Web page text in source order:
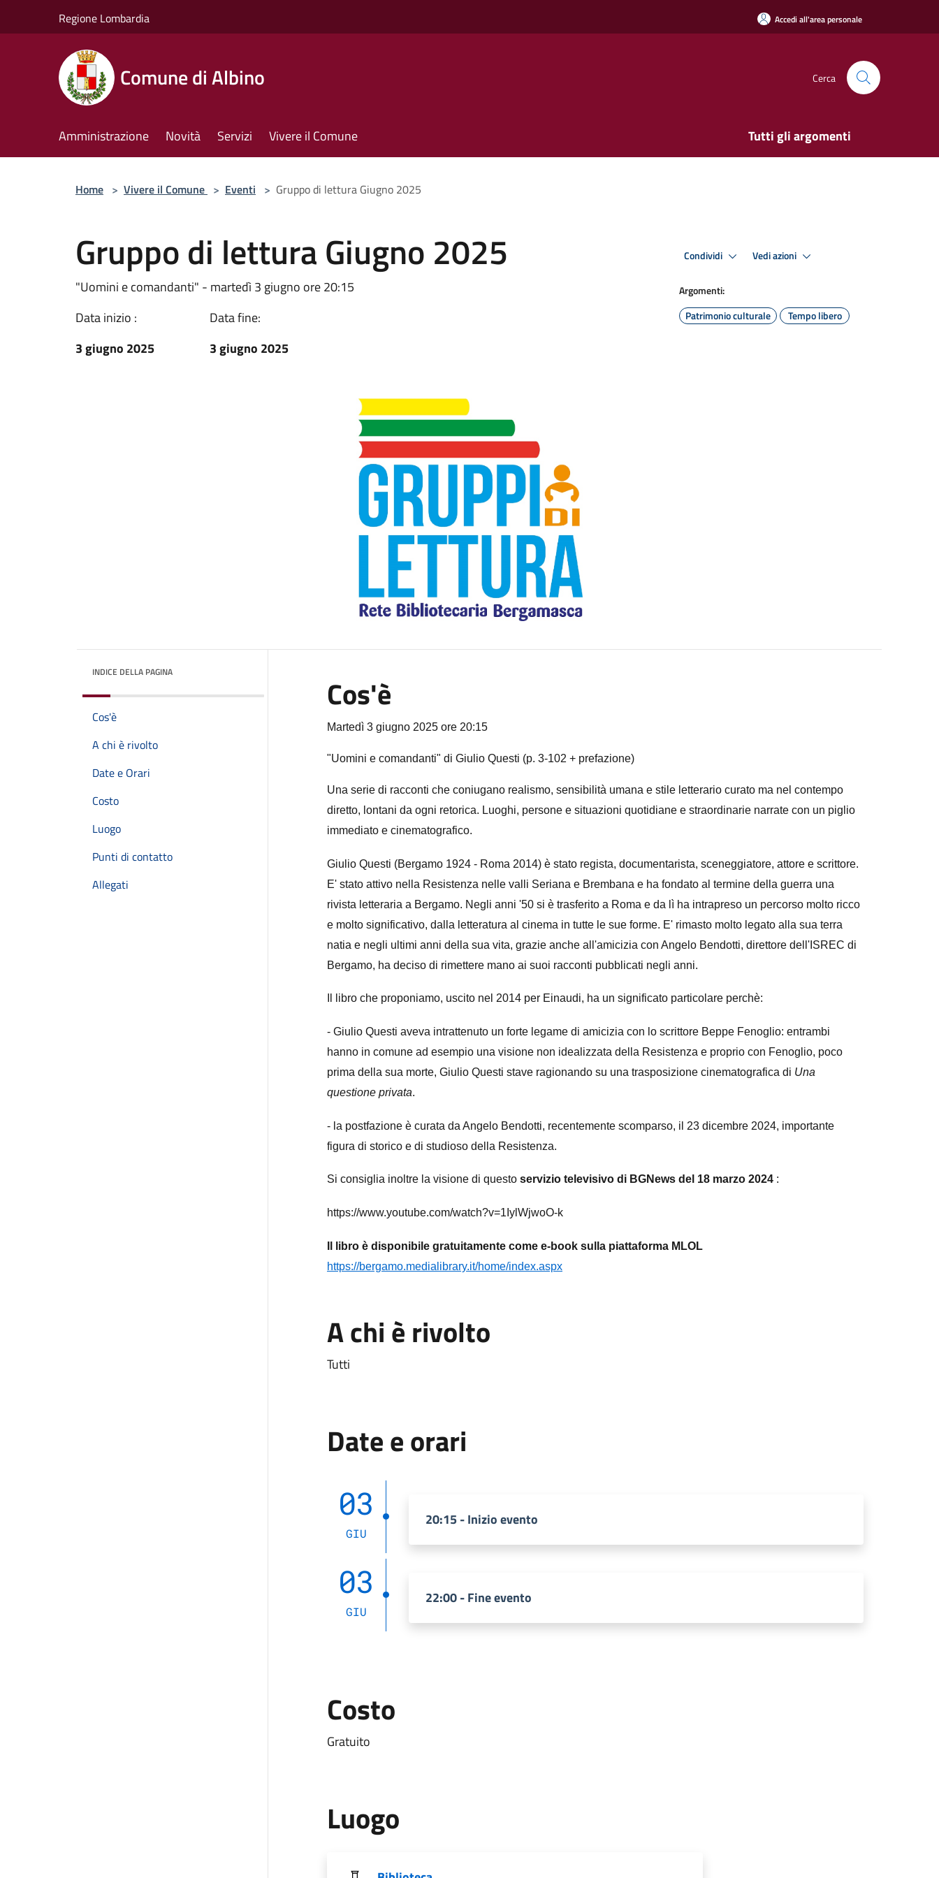
Regione Lombardia Accedi all'area personale
Comune di Albino Cerca
Amministrazione Novità Servizi Vivere il Comune Tutti gli argomenti
Home > Vivere il Comune > Eventi > Gruppo di lettura Giugno 2025
Gruppo di lettura Giugno 2025
"Uomini e comandanti" - martedì 3 giugno ore 20:15
Data inizio :
3 giugno 2025
Data fine:
3 giugno 2025
Condividi Vedi azioni
Argomenti:
Patrimonio culturale
Tempo libero
INDICE DELLA PAGINA
Cos'è
A chi è rivolto
Date e Orari
Costo
Luogo
Punti di contatto
Allegati
Cos'è
Martedì 3 giugno 2025 ore 20:15
"Uomini e comandanti" di Giulio Questi (p. 3-102 + prefazione)
Una serie di racconti che coniugano realismo, sensibilità umana e stile letterario curato ma nel contempo
diretto, lontani da ogni retorica. Luoghi, persone e situazioni quotidiane e straordinarie narrate con un piglio
immediato e cinematografico.
Giulio Questi (Bergamo 1924 - Roma 2014) è stato regista, documentarista, sceneggiatore, attore e scrittore.
E' stato attivo nella Resistenza nelle valli Seriana e Brembana e ha fondato al termine della guerra una
rivista letteraria a Bergamo. Negli anni '50 si è trasferito a Roma e da lì ha intrapreso un percorso molto ricco
e molto significativo, dalla letteratura al cinema in tutte le sue forme. E' rimasto molto legato alla sua terra
natia e negli ultimi anni della sua vita, grazie anche all'amicizia con Angelo Bendotti, direttore dell'ISREC di
Bergamo, ha deciso di rimettere mano ai suoi racconti pubblicati negli anni.
Il libro che proponiamo, uscito nel 2014 per Einaudi, ha un significato particolare perchè:
- Giulio Questi aveva intrattenuto un forte legame di amicizia con lo scrittore Beppe Fenoglio: entrambi
hanno in comune ad esempio una visione non idealizzata della Resistenza e proprio con Fenoglio, poco
prima della sua morte, Giulio Questi stave ragionando su una trasposizione cinematografica di Una
questione privata.
- la postfazione è curata da Angelo Bendotti, recentemente scomparso, il 23 dicembre 2024, importante
figura di storico e di studioso della Resistenza.
Si consiglia inoltre la visione di questo servizio televisivo di BGNews del 18 marzo 2024:
https://www.youtube.com/watch?v=1IylWjwoO-k
Il libro è disponibile gratuitamente come e-book sulla piattaforma MLOL
https://bergamo.medialibrary.it/home/index.aspx
A chi è rivolto
Tutti
Date e orari
03
GIU
20:15 - Inizio evento
03
GIU
22:00 - Fine evento
Costo
Gratuito
Luogo